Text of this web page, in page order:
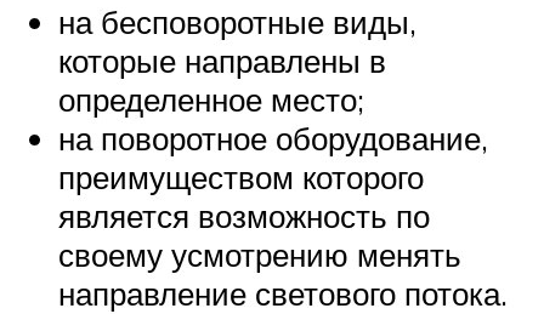
на бесповоротные виды,
которые направлены в
определенное место;
на поворотное оборудование,
преимуществом которого
является возможность по
своему усмотрению менять
направление светового потока.